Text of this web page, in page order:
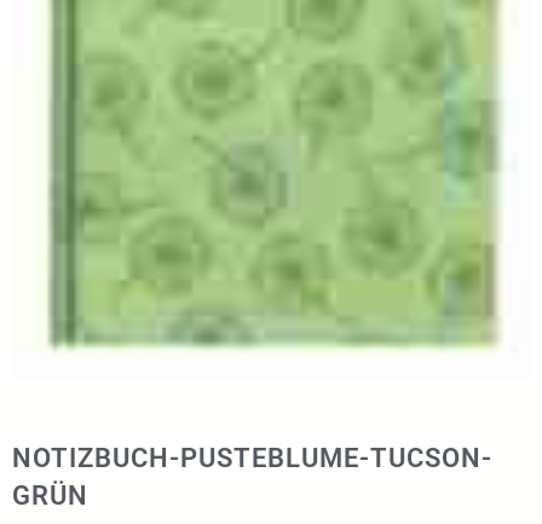
NOTIZBUCH-PUSTEBLUME-TUCSON-
GRÜN